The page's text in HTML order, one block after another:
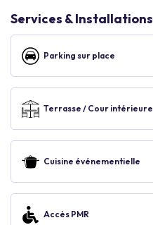
Services & Installations
Parking sur place
Terrasse / Cour intérieure
Cuisine événementielle
Accès PMR